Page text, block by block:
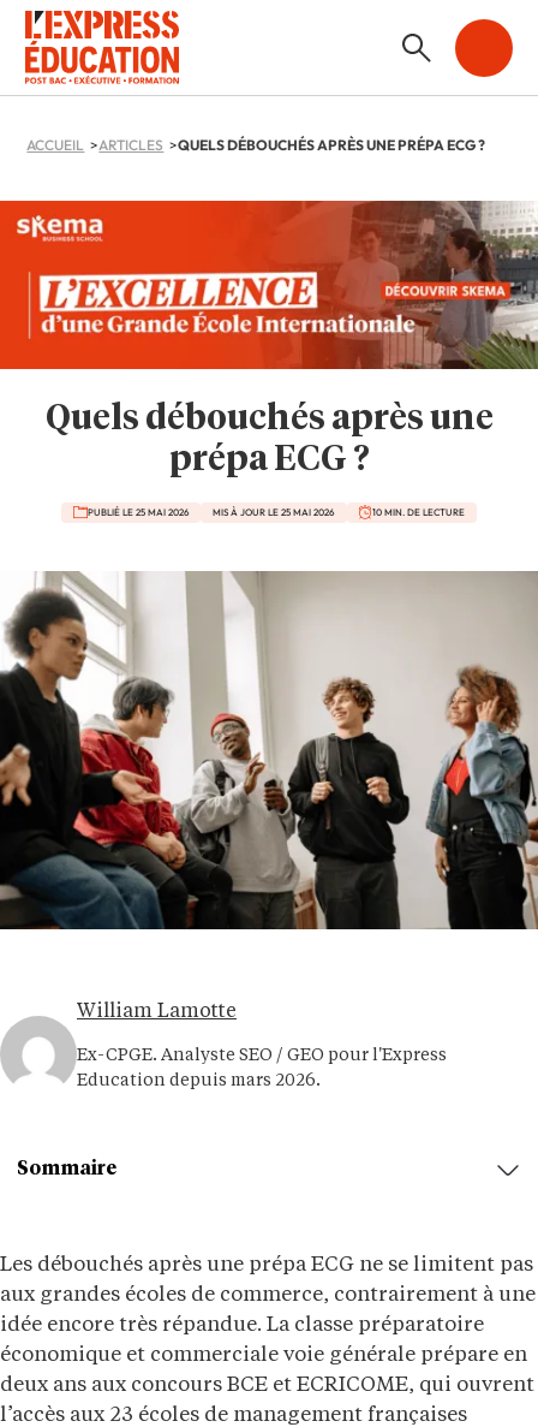
ACCUEIL ARTICLES QUELS DÉBOUCHÉS APRÈS UNE PRÉPA ECG ?
Quels débouchés après une
prépa ECG ?
PUBLIÉ LE 25 MAI 2026 MIS À JOUR LE 25 MAI 2026 10 MIN. DE LECTURE
William Lamotte
Ex-CPGE. Analyste SEO / GEO pour l'Express
Education depuis mars 2026.
Les débouchés après une prépa ECG ne se limitent pas
aux grandes écoles de commerce, contrairement à une
idée encore très répandue. La classe préparatoire
économique et commerciale voie générale prépare en
deux ans aux concours BCE et ECRICOME, qui ouvrent
l’accès aux 23 écoles de management françaises
Sommaire